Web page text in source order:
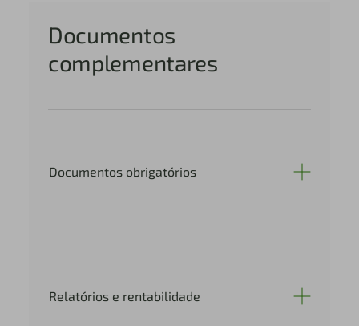
Documentos
complementares
Documentos obrigatórios
Relatórios e rentabilidade